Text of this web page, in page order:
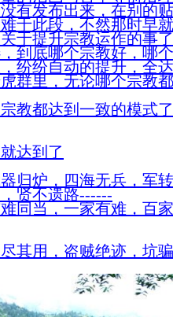
有发布出来，在别的
于此段，不然那时早
于提升宗教运作的事
到底哪个宗教好，哪
纷纷自动的提升，全
群里，无论哪个宗教
教都达到一致的模式
达到了
归炉，四海无兵，军
贤不遗路------
同当，一家有难，百
其用，盗贼绝迹，坑